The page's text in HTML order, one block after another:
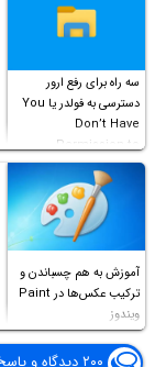
سه راه برای رفع ارور
دسترسی به فولدر یا You
Don’t Have
Permission to
Access this folder
آموزش به هم چسباندن و
ترکیب عکس‌ها در Paint
ویندوز